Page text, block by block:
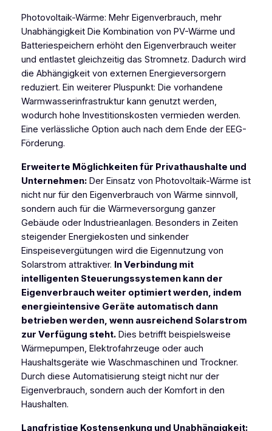
Photovoltaik-Wärme: Mehr Eigenverbrauch, mehr
Unabhängigkeit Die Kombination von PV-Wärme und
Batteriespeichern erhöht den Eigenverbrauch weiter
und entlastet gleichzeitig das Stromnetz. Dadurch wird
die Abhängigkeit von externen Energieversorgern
reduziert. Ein weiterer Pluspunkt: Die vorhandene
Warmwasserinfrastruktur kann genutzt werden,
wodurch hohe Investitionskosten vermieden werden.
Eine verlässliche Option auch nach dem Ende der EEG-
Förderung.
Erweiterte Möglichkeiten für Privathaushalte und
Unternehmen:Der Einsatz von Photovoltaik-Wärme ist
nicht nur für den Eigenverbrauch von Wärme sinnvoll,
sondern auch für die Wärmeversorgung ganzer
Gebäude oder Industrieanlagen. Besonders in Zeiten
steigender Energiekosten und sinkender
Einspeisevergütungen wird die Eigennutzung von
Solarstrom attraktiver. In Verbindung mit
intelligenten Steuerungssystemen kann der
Eigenverbrauch weiter optimiert werden, indem
energieintensive Geräte automatisch dann
betrieben werden, wenn ausreichend Solarstrom
zur Verfügung steht.Dies betrifft beispielsweise
Wärmepumpen, Elektrofahrzeuge oder auch
Haushaltsgeräte wie Waschmaschinen und Trockner.
Durch diese Automatisierung steigt nicht nur der
Eigenverbrauch, sondern auch der Komfort in den
Haushalten.
Langfristige Kostensenkung und Unabhängigkeit: